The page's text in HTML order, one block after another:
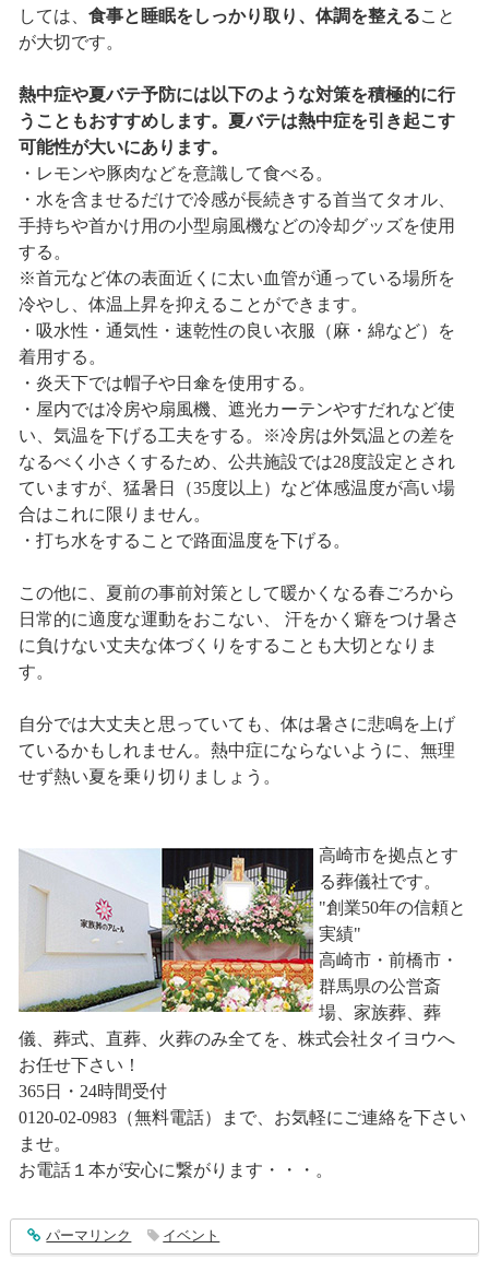
しては、 食事と睡眠をしっかり取り、体調を整えること
が大切です。
熱中症や夏バテ予防には以下のような対策を積極的に行
うこともおすすめします。夏バテは熱中症を引き起こす
可能性が大いにあります。
・レモンや豚肉などを意識して食べる。
・水を含ませるだけで冷感が長続きする首当てタオル、
手持ちや首かけ用の小型扇風機などの冷却グッズを使用
する。
※首元など体の表面近くに太い血管が通っている場所を
冷やし、体温上昇を抑えることができます。
・吸水性・通気性・速乾性の良い衣服（麻・綿など）を
着用する。
・炎天下では帽子や日傘を使用する。
・屋内では冷房や扇風機、遮光カーテンやすだれなど使
い、気温を下げる工夫をする。※冷房は外気温との差を
なるべく小さくするため、公共施設では28度設定とされ
ていますが、猛暑日（35度以上）など体感温度が高い場
合はこれに限りません。
・打ち水をすることで路面温度を下げる。
この他に、夏前の事前対策として暖かくなる春ごろから
日常的に適度な運動をおこない、 汗をかく癖をつけ暑さ
に負けない丈夫な体づくりをすることも大切となりま
す。
自分では大丈夫と思っていても、体は暑さに悲鳴を上げ
ているかもしれません。熱中症にならないように、無理
せず熱い夏を乗り切りましょう。
高崎市を拠点とす
る葬儀社です。
"創業50年の信頼と
実績"
高崎市・前橋市・
群馬県の公営斎
場、家族葬、葬
儀、葬式、直葬、火葬のみ全てを、株式会社タイヨウへ
お任せ下さい！
365日・24時間受付
0120-02-0983（無料電話）まで、お気軽にご連絡を下さい
ませ。
お電話１本が安心に繋がります・・・。
entry4014
パーマリンク イベント